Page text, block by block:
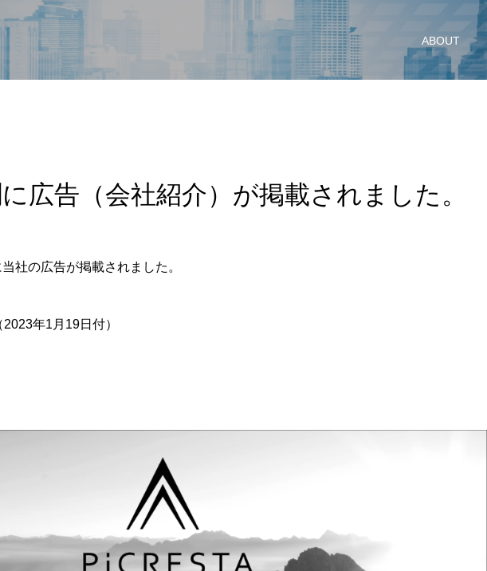
ABOUT
広告（会社紹介）が掲載されました。
社の広告が掲載されました。
年1月19日付）